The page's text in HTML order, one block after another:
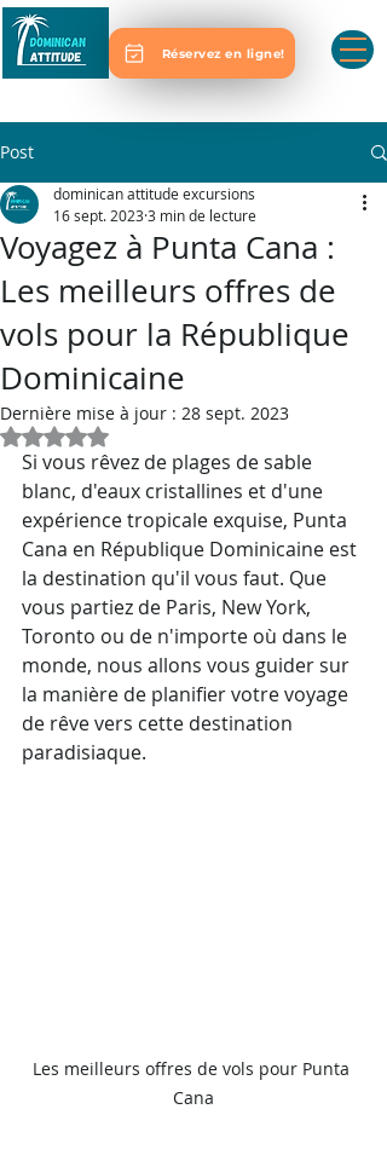
Réservez en ligne!
Post
Voyagez à Punta Cana :
Les meilleurs offres de
vols pour la République
Dominicaine
dominican attitude excursions
16 sept. 20233 min de lecture
Dernière mise à jour : 28 sept. 2023
Noté NaN étoiles sur 5.
Si vous rêvez de plages de sable
blanc, d'eaux cristallines et d'une
expérience tropicale exquise, Punta
Cana en République Dominicaine est
la destination qu'il vous faut. Que
vous partiez de Paris, New York,
Toronto ou de n'importe où dans le
monde, nous allons vous guider sur
la manière de planifier votre voyage
de rêve vers cette destination
paradisiaque.
Les meilleurs offres de vols pour Punta
Cana